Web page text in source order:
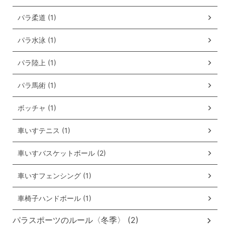
パラ柔道 (1)
パラ水泳 (1)
パラ陸上 (1)
パラ馬術 (1)
ボッチャ (1)
車いすテニス (1)
車いすバスケットボール (2)
車いすフェンシング (1)
車椅子ハンドボール (1)
パラスポーツのルール〈冬季〉 (2)